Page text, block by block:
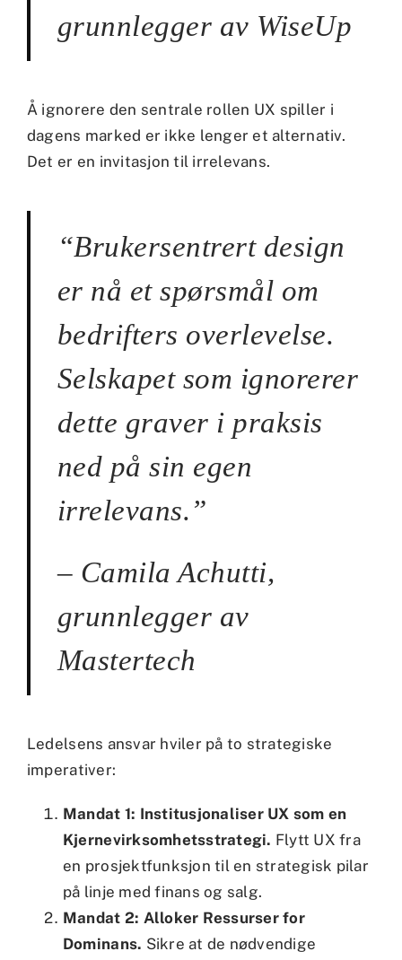
grunnlegger av WiseUp
Å ignorere den sentrale rollen UX spiller i
dagens marked er ikke lenger et alternativ.
Det er en invitasjon til irrelevans.
“Brukersentrert design
er nå et spørsmål om
bedrifters overlevelse.
Selskapet som ignorerer
dette graver i praksis
ned på sin egen
irrelevans.”
– Camila Achutti,
grunnlegger av
Mastertech
Ledelsens ansvar hviler på to strategiske
imperativer:
Mandat 1: Institusjonaliser UX som en
Kjernevirksomhetsstrategi. Flytt UX fra
en prosjektfunksjon til en strategisk pilar
på linje med finans og salg.
Mandat 2: Alloker Ressurser for
Dominans. Sikre at de nødvendige